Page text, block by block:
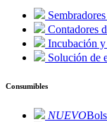
Contadores
Incubación y
Solución de
Consumibles
NUEVO